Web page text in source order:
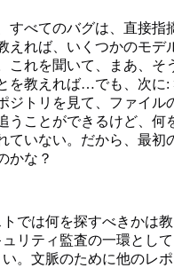
すべてのバグは、直接指
えれば、いくつかのモデ
これを聞いて、まあ、そ
を教えれば…でも、次に:
ジトリを見て、ファイル
うことができるけど、何
ていない。だから、最初
かな？
では何を探すべきかは
リティ監査の一環とし
。文脈のために他のレ